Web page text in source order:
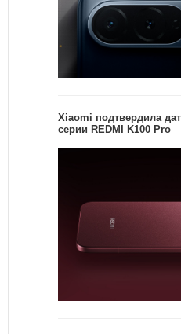
Xiaomi подтвердила
серии REDMI K100 Pro